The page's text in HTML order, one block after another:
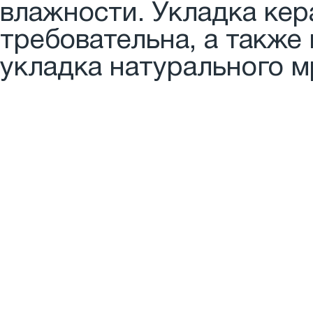
влажности. Укладка
требовательна, а
укладка натурального